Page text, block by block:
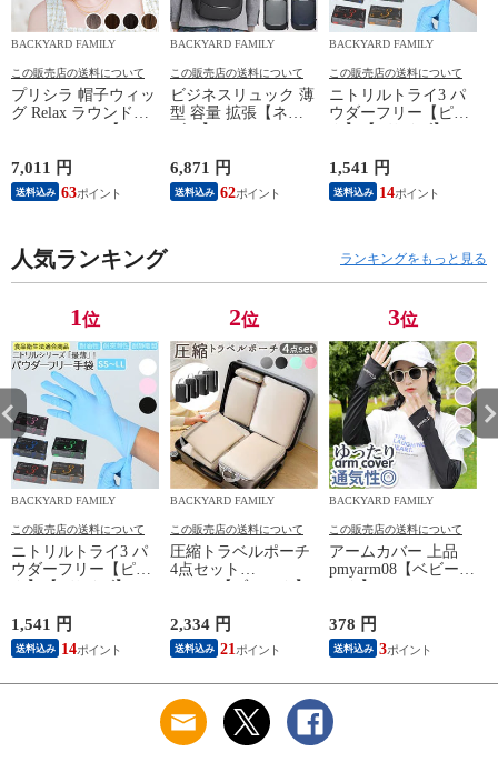
BACKYARD FAMILY
この販売店の送料について
プリシラ 帽子ウィッ
グ Relax ラウンドマ
ン】
7,011 円
送料込み 63
BACKYARD FAMILY
この販売店の送料について
ビジネスリュック 薄
型 容量 拡張【ネイ
6,871 円
送料込み 62
BACKYARD FAMILY
この販売店の送料について
ニトリルトライ3 パ
ウダーフリー【ピン
1,541 円
送料込み 14
人気ランキング ランキングをもっと見る
1位
BACKYARD FAMILY
この販売店の送料について
ニトリルトライ3 パ
ウダーフリー【ピン
1,541 円
送料込み 14
2位
BACKYARD FAMILY
この販売店の送料について
圧縮トラベルポーチ
4点セット
2,334 円
送料込み 21
3位
BACKYARD FAMILY
この販売店の送料について
アームカバー 上品
pmyarm08【ベビーピ
378 円
送料込み 3